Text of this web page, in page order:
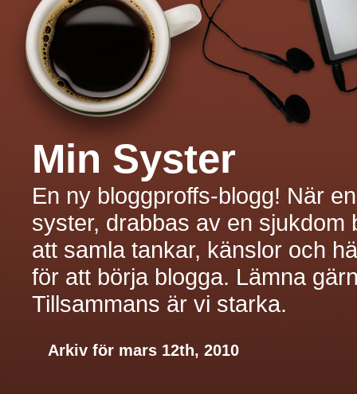
Min Syster
En ny bloggproffs-blogg! När
syster, drabbas av en sjukdom
att samla tankar, känslor och
för att börja blogga. Lämna
Tillsammans är vi starka.
Arkiv för mars 12th, 2010